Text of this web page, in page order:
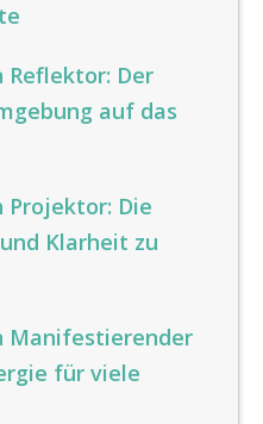
Reflektor: Der
auf das
Projektor: Die
Klarheit zu
Manifestierender
für viele